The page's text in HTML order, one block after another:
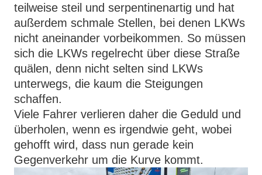
teilweise steil und serpentinenartig und hat
außerdem schmale Stellen, bei denen LKWs
nicht aneinander vorbeikommen. So müssen
sich die LKWs regelrecht über diese Straße
quälen, denn nicht selten sind LKWs
unterwegs, die kaum die Steigungen
schaffen.
Viele Fahrer verlieren daher die Geduld und
überholen, wenn es irgendwie geht, wobei
gehofft wird, dass nun gerade kein
Gegenverkehr um die Kurve kommt.